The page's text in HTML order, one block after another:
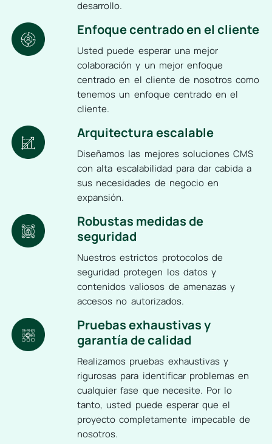
desarrollo.
Enfoque centrado en el cliente
Usted puede esperar una mejor
colaboración y un mejor enfoque
centrado en el cliente de nosotros como
tenemos un enfoque centrado en el
cliente.
Arquitectura escalable
Diseñamos las mejores soluciones CMS
con alta escalabilidad para dar cabida a
sus necesidades de negocio en
expansión.
Robustas medidas de
seguridad
Nuestros estrictos protocolos de
seguridad protegen los datos y
contenidos valiosos de amenazas y
accesos no autorizados.
Pruebas exhaustivas y
garantía de calidad
Realizamos pruebas exhaustivas y
rigurosas para identificar problemas en
cualquier fase que necesite. Por lo
tanto, usted puede esperar que el
proyecto completamente impecable de
nosotros.